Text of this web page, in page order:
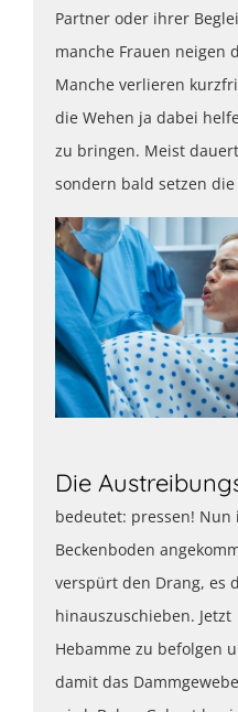
Partner oder ihrer
manche Frauen neigen
Manche verlieren
die Wehen ja dabei
zu bringen. Meist
sondern bald setzen die
Die
bedeutet: pressen! Nun
Beckenboden
verspürt den Drang, es
hinauszuschieben.
Hebamme zu befolgen
damit das